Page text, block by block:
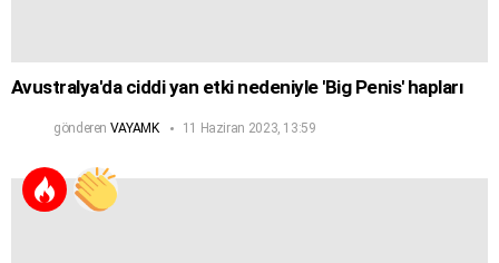
Avustralya'da ciddi yan etki nedeniyle 'Big Penis' hapları
gönderen VAYAMK 11 Haziran 2023, 13:59